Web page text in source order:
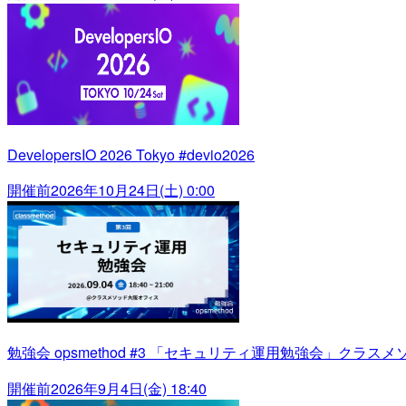
DevelopersIO 2026 Tokyo #devio2026
開催前2026年10月24日(土) 0:00
勉強会 opsmethod #3 「セキュリティ運用勉強会」クラスメ
開催前2026年9月4日(金) 18:40